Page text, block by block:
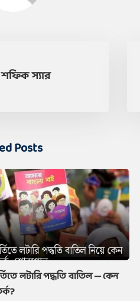
শফিক স্যার
Posts
লটারি পদ্ধতি বাতিল — কেন